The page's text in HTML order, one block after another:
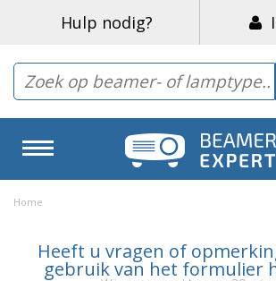
Hulp nodig?
Home
Heeft u vragen of
gebruik van het formulier